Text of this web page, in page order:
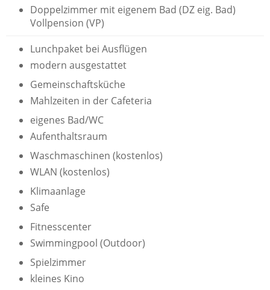
Doppelzimmer mit eigenem Bad (DZ eig. Bad)
Vollpension (VP)
Lunchpaket bei Ausflügen
modern ausgestattet
Gemeinschaftsküche
Mahlzeiten in der Cafeteria
eigenes Bad/WC
Aufenthaltsraum
Waschmaschinen (kostenlos)
WLAN (kostenlos)
Klimaanlage
Safe
Fitnesscenter
Swimmingpool (Outdoor)
Spielzimmer
kleines Kino